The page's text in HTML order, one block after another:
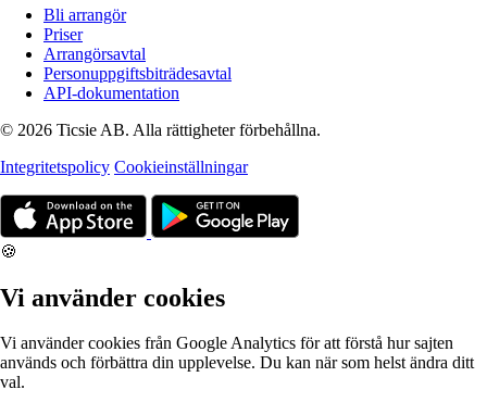
Bli arrangör
Priser
Arrangörsavtal
Personuppgiftsbiträdesavtal
API-dokumentation
© 2026 Ticsie AB. Alla rättigheter förbehållna.
Integritetspolicy Cookieinställningar
🍪
Vi använder cookies
Vi använder cookies från Google Analytics för att förstå hur sajten
används och förbättra din upplevelse. Du kan när som helst ändra ditt
val.